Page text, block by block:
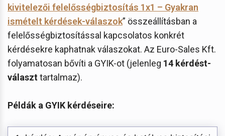
kivitelezői felelősségbiztosítás 1x1 – Gyakran
ismételt kérdések-válaszok” összeállításban a
felelősségbiztosítással kapcsolatos konkrét
kérdésekre kaphatnak válaszokat. Az Euro-Sales Kft.
folyamatosan bővíti a GYIK-ot (jelenleg 14 kérdést-
választtartalmaz).
Példák a GYIK kérdéseire: